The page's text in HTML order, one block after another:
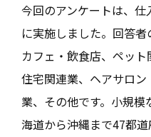
今回のアンケートは、
に実施しました。回答者
カフェ・飲食店、ペッ
住宅関連業、ヘアサロ
業、その他です。小規
海道から沖縄まで47都